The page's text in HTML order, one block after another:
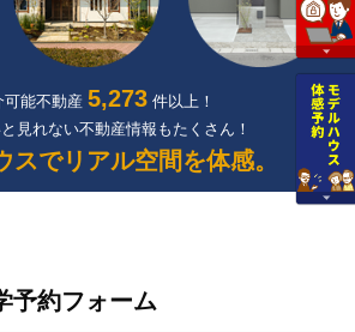
可能不動産 5,273 件以上！
見れない不動産情報もたくさん！
スでリアル空間を体感。
予約フォーム